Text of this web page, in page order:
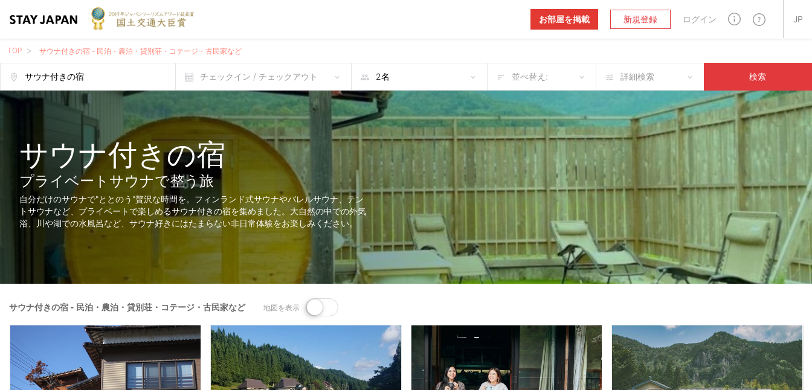
お部屋を掲載 新規登録 ログイン JP
TOP サウナ付きの宿 - 民泊・農泊・貸別荘・コテージ・古民家など
チェックイン / チェックアウト 並べ替え: 詳細検索 検索
サウナ付きの宿
プライベートサウナで整う旅
自分だけのサウナで"ととのう"贅沢な時間を。フィンランド式サウナやバレルサウナ、テン
トサウナなど、プライベートで楽しめるサウナ付きの宿を集めました。大自然の中での外気
浴、川や湖での水風呂など、サウナ好きにはたまらない非日常体験をお楽しみください。
サウナ付きの宿 - 民泊・農泊・貸別荘・コテージ・古民家など 地図を表示